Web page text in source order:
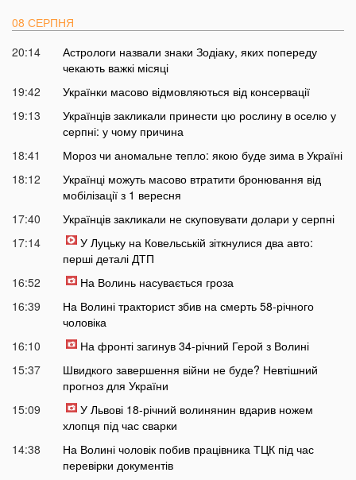
08 СЕРПНЯ
20:14
Астрологи назвали знаки Зодіаку, яких попереду
чекають важкі місяці
19:42
Українки масово відмовляються від консервації
19:13
Українців закликали принести цю рослину в оселю у
серпні: у чому причина
18:41
Мороз чи аномальне тепло: якою буде зима в Україні
18:12
Українці можуть масово втратити бронювання від
мобілізації з 1 вересня
17:40
Українців закликали не скуповувати долари у серпні
17:14
У Луцьку на Ковельській зіткнулися два авто:
перші деталі ДТП
16:52
На Волинь насувається гроза
16:39
На Волині тракторист збив на смерть 58-річного
чоловіка
16:10
На фронті загинув 34-річний Герой з Волині
15:37
Швидкого завершення війни не буде? Невтішний
прогноз для України
15:09
У Львові 18-річний волинянин вдарив ножем
хлопця під час сварки
14:38
На Волині чоловік побив працівника ТЦК під час
перевірки документів